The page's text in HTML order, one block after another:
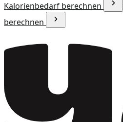
Kalorienbedarf berechnen
berechnen